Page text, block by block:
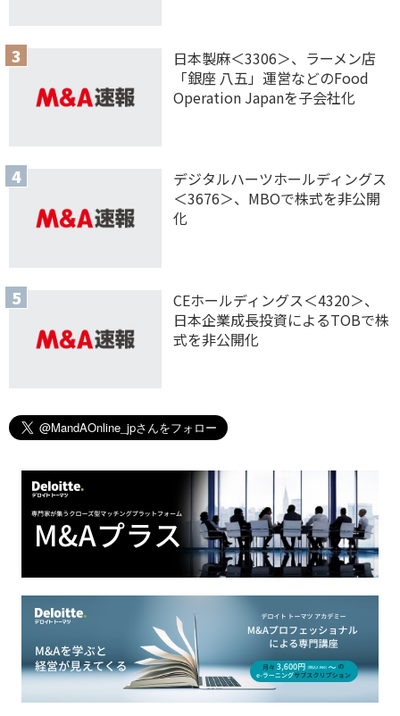
日本製麻＜3306＞、ラーメン店
「銀座 八五」運営などのFood
Operation Japanを子会社化
デジタルハーツホールディングス
＜3676＞、MBOで株式を非公開
化
CEホールディングス＜4320＞、
日本企業成長投資によるTOBで株
式を非公開化